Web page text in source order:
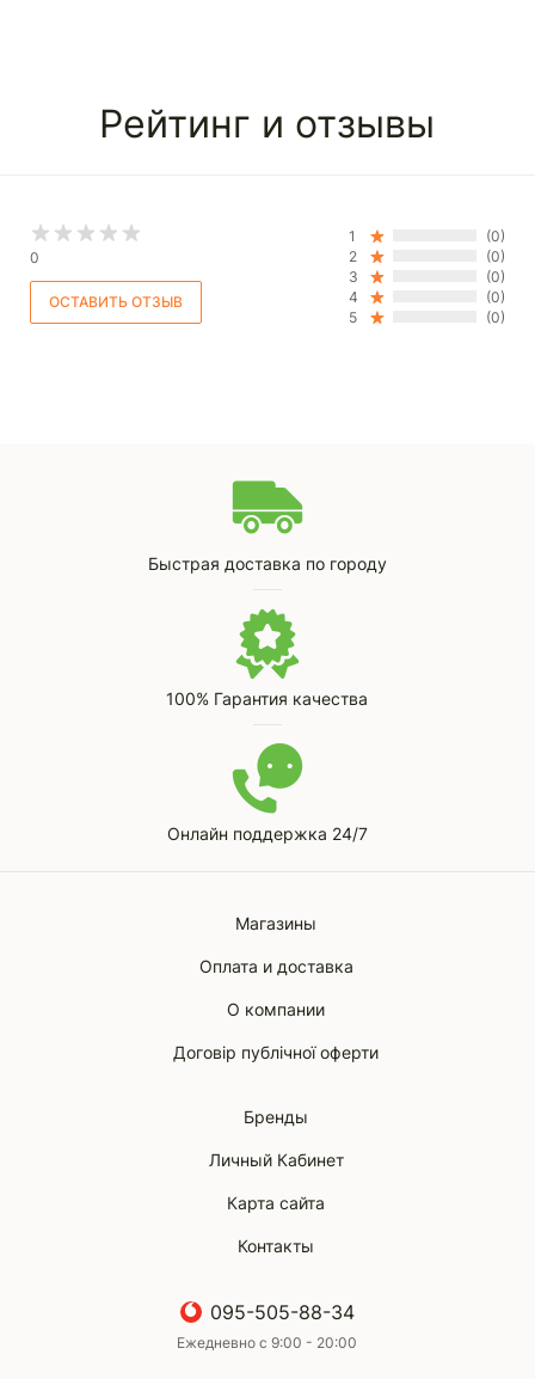
Рейтинг и отзывы
0
1
(0)
2
(0)
3
(0)
4
(0)
5
(0)
Быстрая доставка по городу
100% Гарантия качества
Онлайн поддержка 24/7
Магазины
Оплата и доставка
О компании
Договір публічної оферти
Бренды
Личный Кабинет
Карта сайта
Контакты
095-505-88-34
Ежедневно с 9:00 - 20:00